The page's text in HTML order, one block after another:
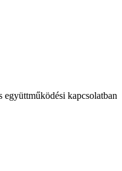
együttműködési kapcsolatban